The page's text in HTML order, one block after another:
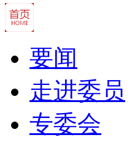
要闻
走进委员
专委会